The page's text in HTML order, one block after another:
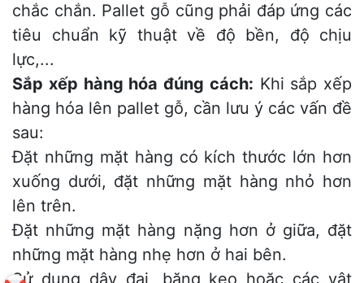
chắc chắn. Pallet gỗ cũng phải đáp ứng các
tiêu chuẩn kỹ thuật về độ bền, độ chịu
lực,...
Sắp xếp hàng hóa đúng cách: Khi sắp xếp
hàng hóa lên pallet gỗ, cần lưu ý các vấn đề
sau:
Đặt những mặt hàng có kích thước lớn hơn
xuống dưới, đặt những mặt hàng nhỏ hơn
lên trên.
Đặt những mặt hàng nặng hơn ở giữa, đặt
những mặt hàng nhẹ hơn ở hai bên.